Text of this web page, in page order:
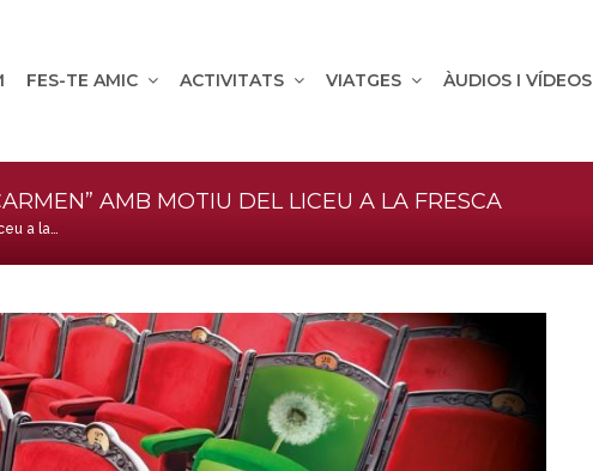
FES-TE AMIC ACTIVITATS VIATGES ÀUDIOS I VÍDEOS
AMB MOTIU DEL LICEU A LA FRESCA
a la…